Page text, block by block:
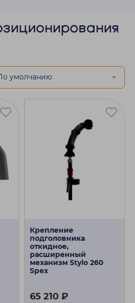
Крепление
подголовника
откидное,
расширенный
механизм Stylo 260
Spex
65 210 ₽